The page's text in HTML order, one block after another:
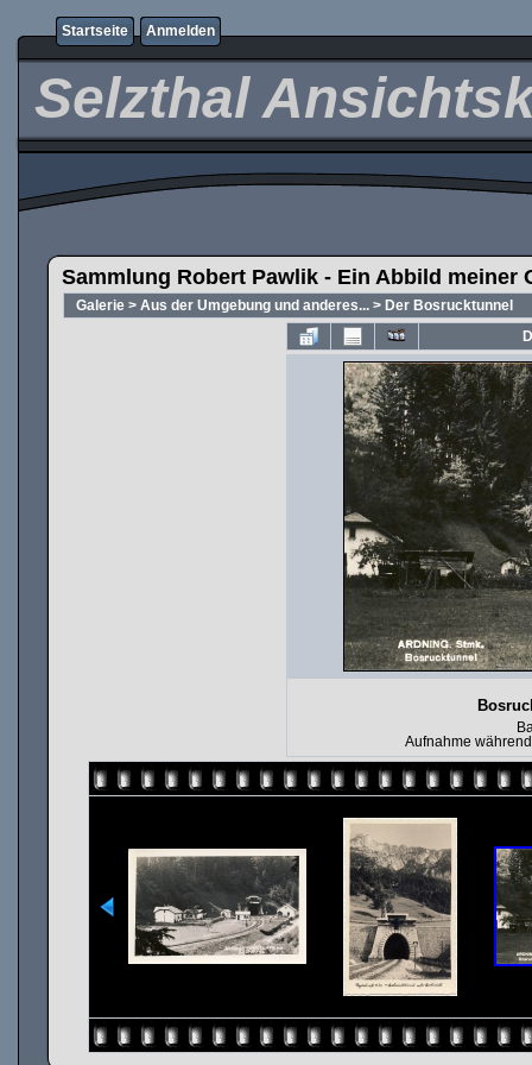
Startseite Anmelden
Selzthal
Sammlung Robert Pawlik - Ein Abbild meiner
Galerie > Aus der Umgebung und anderes... > Der Bosrucktunnel
Aufnahme